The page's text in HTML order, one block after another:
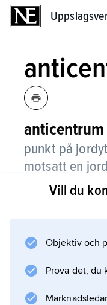
anticentrum
punkt på
motsatt en
JämförVill du
Objektiv och
Prova det, du